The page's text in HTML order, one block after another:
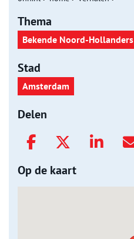
Thema
Bekende Noord-Hollanders
Stad
Amsterdam
Delen
Op de kaart